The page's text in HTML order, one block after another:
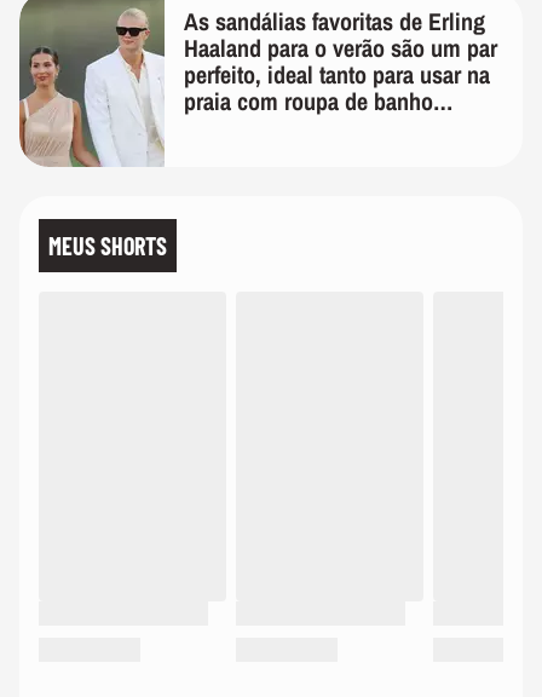
As sandálias favoritas de Erling
Haaland para o verão são um par
perfeito, ideal tanto para usar na
praia com roupa de banho
MEUS SHORTS